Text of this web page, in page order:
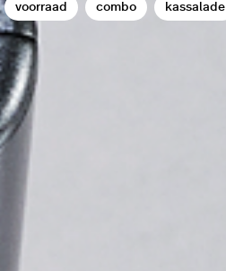
voorraad combo kassalade